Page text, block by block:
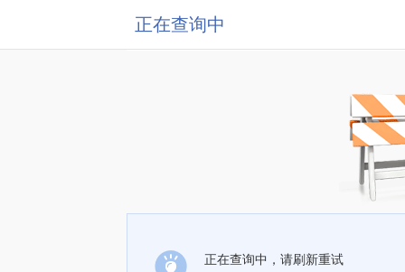
正在查询中
正在查询中，请刷新重试